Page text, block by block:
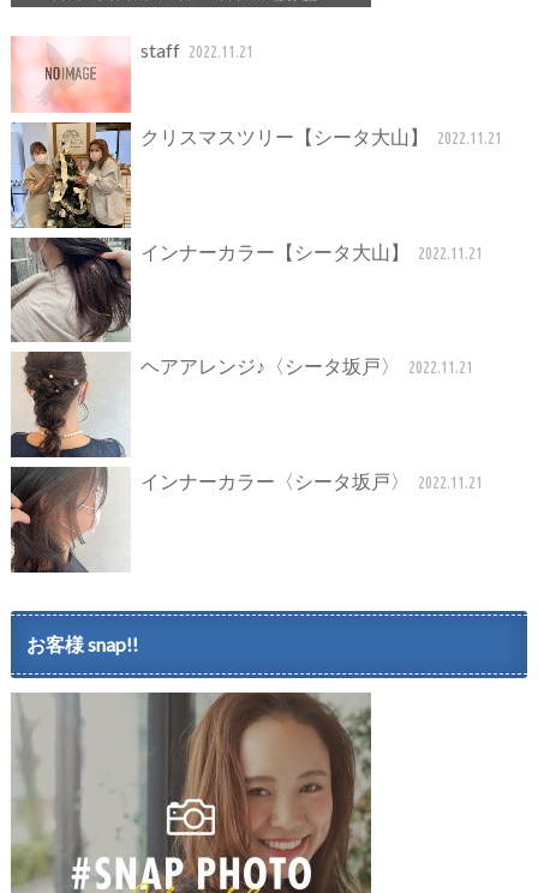
staff 2022.11.21
クリスマスツリー【シータ大山】 2022.11.21
インナーカラー【シータ大山】 2022.11.21
ヘアアレンジ♪〈シータ坂戸〉 2022.11.21
インナーカラー〈シータ坂戸〉 2022.11.21
お客様 snap!!